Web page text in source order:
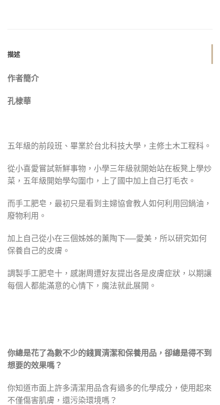
描述
作者簡介
孔棣華
五年級的前段班、畢業於台北科技大學，主修土木工程科。
從小喜愛嘗試新鮮事物，小學三年級就開始站在板凳上學炒
菜，五年級開始學勾圍巾，上了國中加上自己打毛衣。
而手工肥皂，最初只是看到主婦協會教人如何利用回鍋油，
廢物利用。
加上自己從小在三個姊姊的薰陶下──愛美，所以研究如何
保養自己的皮膚。
調製手工肥皂十，感謝周遭好友提出各是皮膚症狀，以期讓
每個人都能滿意的心情下，魔法就此展開。
你總是花了為數不少的錢買清潔和保養用品，卻總是得不到
想要的效果嗎？
你知道市面上許多清潔用品含有過多的化學成分，使用起來
不僅傷害肌膚，還污染環境嗎？